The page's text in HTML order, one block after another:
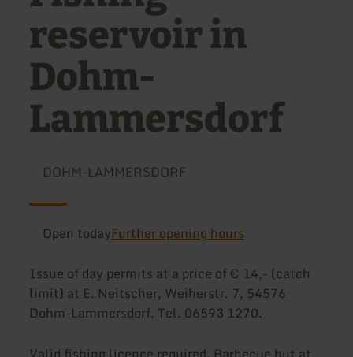
reservoir in
Dohm-
Lammersdorf
DOHM-LAMMERSDORF
Open todayFurther opening hours
Issue of day permits at a price of € 14,- (catch
limit) at E. Neitscher, Weiherstr. 7, 54576
Dohm-Lammersdorf, Tel. 06593 1270.